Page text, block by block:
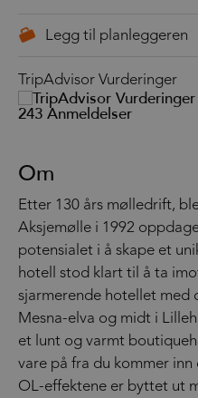
TripAdvisor Vurderinger
243 Anmeldelser
Om
Etter 130 års mølledrift,
Aksjemølle i 1992
potensialet i å skape et
hotell stod klart til å ta
sjarmerende hotellet med
Mesna-elva og midt i
et lunt og varmt
vare på fra du kommer
OL-effektene er byttet ut